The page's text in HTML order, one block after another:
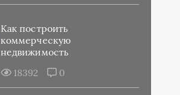
Как построить
коммерческую
недвижимость
18392
0